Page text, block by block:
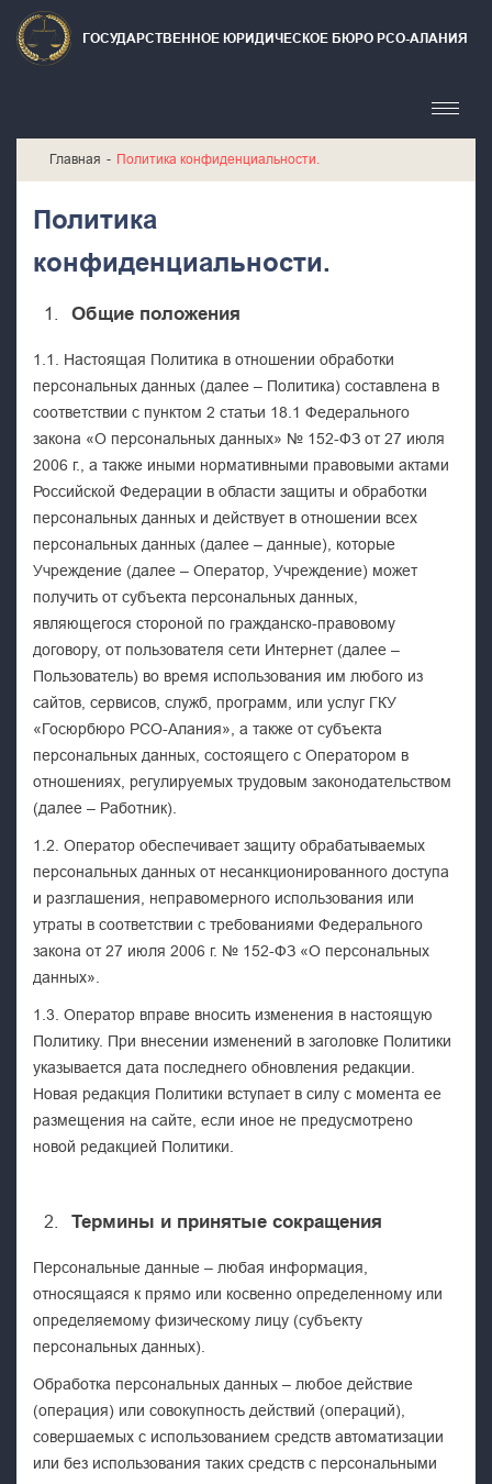
ГОСУДАРСТВЕННОЕ ЮРИДИЧЕСКОЕ БЮРО РСО-АЛАНИЯ
Главная Политика конфиденциальности.
Политика
конфиденциальности.
Общие положения
1.1. Настоящая Политика в отношении обработки
персональных данных (далее – Политика) составлена в
соответствии с пунктом 2 статьи 18.1 Федерального
закона «О персональных данных» № 152-ФЗ от 27 июля
2006 г., а также иными нормативными правовыми актами
Российской Федерации в области защиты и обработки
персональных данных и действует в отношении всех
персональных данных (далее – данные), которые
Учреждение (далее – Оператор, Учреждение) может
получить от субъекта персональных данных,
являющегося стороной по гражданско-правовому
договору, от пользователя сети Интернет (далее –
Пользователь) во время использования им любого из
сайтов, сервисов, служб, программ, или услуг ГКУ
«Госюрбюро РСО-Алания», а также от субъекта
персональных данных, состоящего с Оператором в
отношениях, регулируемых трудовым законодательством
(далее – Работник).
1.2. Оператор обеспечивает защиту обрабатываемых
персональных данных от несанкционированного доступа
и разглашения, неправомерного использования или
утраты в соответствии с требованиями Федерального
закона от 27 июля 2006 г. № 152-ФЗ «О персональных
данных».
1.3. Оператор вправе вносить изменения в настоящую
Политику. При внесении изменений в заголовке Политики
указывается дата последнего обновления редакции.
Новая редакция Политики вступает в силу с момента ее
размещения на сайте, если иное не предусмотрено
новой редакцией Политики.
Термины и принятые сокращения
Персональные данные – любая информация,
относящаяся к прямо или косвенно определенному или
определяемому физическому лицу (субъекту
персональных данных).
Обработка персональных данных – любое действие
(операция) или совокупность действий (операций),
совершаемых с использованием средств автоматизации
или без использования таких средств с персональными